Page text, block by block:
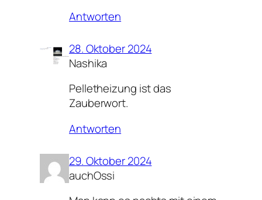
Antworten
28. Oktober 2024
Nashika
Pelletheizung ist das
Zauberwort.
Antworten
29. Oktober 2024
auchOssi